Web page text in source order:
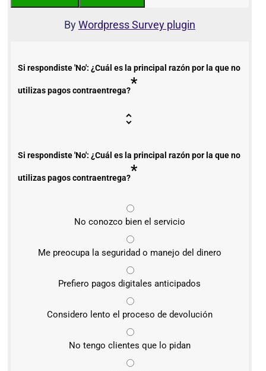
ByWordpress Survey plugin
Si respondiste 'No': ¿Cuál es la principal razón por la que no
utilizas pagos contraentrega?*
Si respondiste 'No': ¿Cuál es la principal razón por la que no
utilizas pagos contraentrega?*
No conozco bien el servicio
Me preocupa la seguridad o manejo del dinero
Prefiero pagos digitales anticipados
Considero lento el proceso de devolución
No tengo clientes que lo pidan